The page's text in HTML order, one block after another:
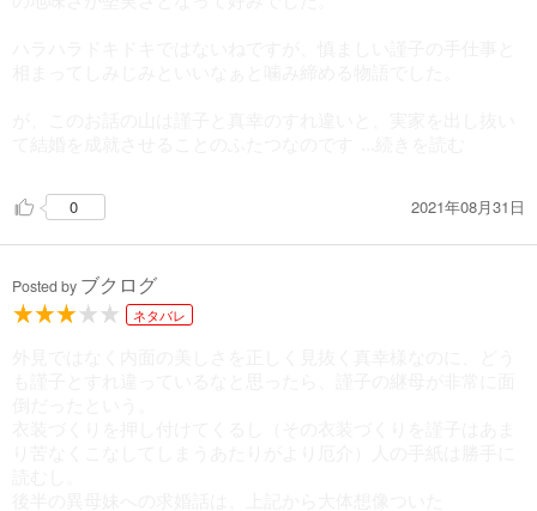
0 2021年08月31日
Posted by ブクログ
ネタバレ